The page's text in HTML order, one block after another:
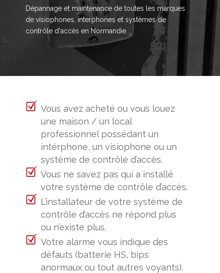
Dépannage et maintenance de toutes les marques
de visiophones, interphones et systèmes de
contrôle d'accès en Normandie
Vous avez acheté ou vous louez
une maison / un local
professionnel possédant un
intérphone, un visiophone ou un
système de contrôle d’accès.
Vous ne savez pas qui a installé
votre système de contrôle d’accès.
L’installateur de votre système de
contrôle d’accès ne répond plus
ou n’existe plus.
Votre alarme vous indique des
défauts (batterie HS, bips
anormaux ou tout autres voyants).